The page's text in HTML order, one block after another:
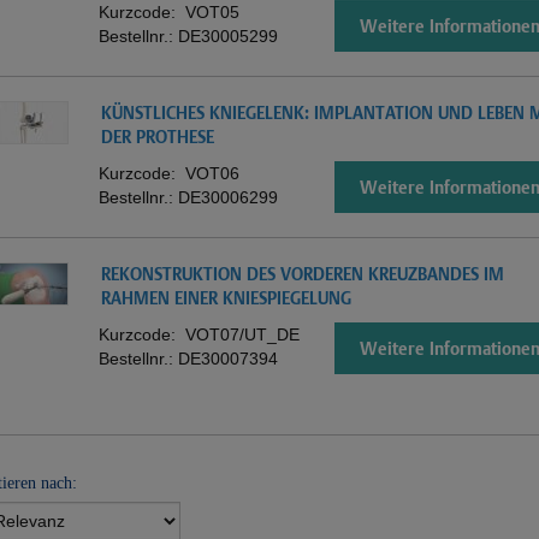
Kurzcode: VOT05
Bestellnr.: DE30005299 Weitere Informationen
KÜNSTLICHES KNIEGELENK: IMPLANTATION UND LEBEN
DER PROTHESE
Kurzcode: VOT06
Bestellnr.: DE30006299 Weitere Informationen
REKONSTRUKTION DES VORDEREN KREUZBANDES IM
RAHMEN EINER KNIESPIEGELUNG
Kurzcode: VOT07/UT_DE
Bestellnr.: DE30007394 Weitere Informationen
nach: